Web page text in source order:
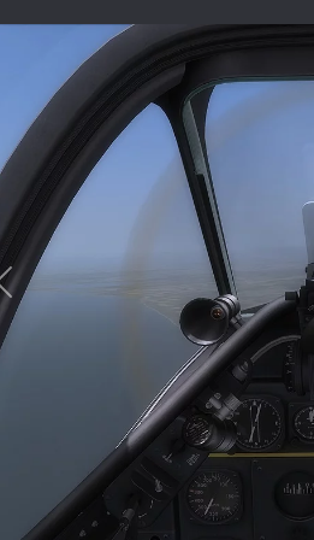
Предыдущее изображение